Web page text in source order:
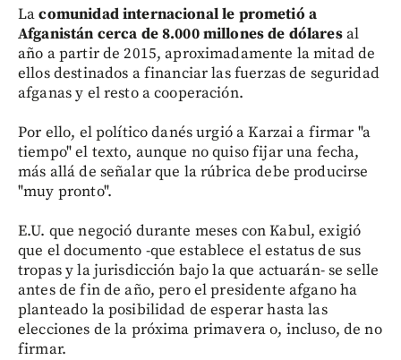
Lacomunidad internacional le prometió a
Afganistán cerca de 8.000 millones de dólaresal
año a partir de 2015, aproximadamente la mitad de
ellos destinados a financiar las fuerzas de seguridad
afganas y el resto a cooperación.
Por ello, el político danés urgió a Karzai a firmar "a
tiempo" el texto, aunque no quiso fijar una fecha,
más allá de señalar que la rúbrica debe producirse
"muy pronto".
E.U. que negoció durante meses con Kabul, exigió
que el documento -que establece el estatus de sus
tropas y la jurisdicción bajo la que actuarán- se selle
antes de fin de año, pero el presidente afgano ha
planteado la posibilidad de esperar hasta las
elecciones de la próxima primavera o, incluso, de no
firmar.